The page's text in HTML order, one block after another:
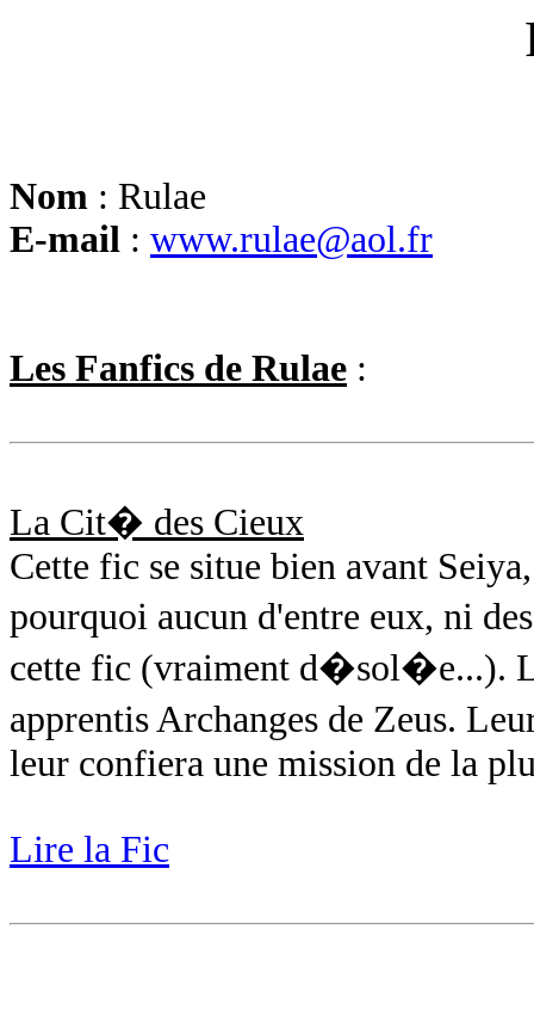
Nom : Rulae
E-mail : www.rulae@aol.fr
Les Fanfics de Rulae :
La Cit� des Cieux
Cette fic se situe bien avant
pourquoi aucun d'entre eux, ni
cette fic (vraiment d�sol�e...).
apprentis Archanges de Zeus.
leur confiera une mission de la
Lire la Fic